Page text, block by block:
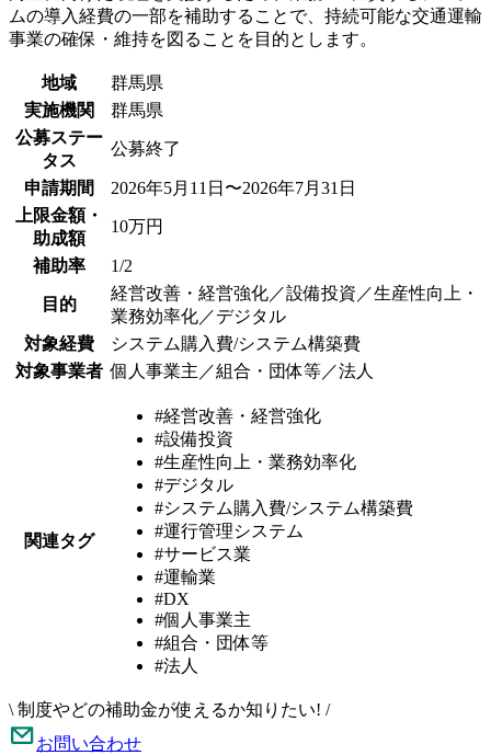
ムの導入経費の一部を補助することで、持続可能な交通運輸
事業の確保・維持を図ることを目的とします。
地域
群馬県
実施機関
群馬県
公募ステー
タス
公募終了
申請期間
2026年5月11日〜2026年7月31日
上限金額・
助成額
10万円
補助率 1/2
目的
経営改善・経営強化／設備投資／生産性向上・
業務効率化／デジタル
対象経費
システム購入費/システム構築費
対象事業者 個人事業主／組合・団体等／法人
関連タグ
#経営改善・経営強化
#設備投資
#生産性向上・業務効率化
#デジタル
#システム購入費/システム構築費
#運行管理システム
#サービス業
#運輸業
#DX
#個人事業主
#組合・団体等
#法人
\ 制度やどの補助金が使えるか知りたい! /
お問い合わせ